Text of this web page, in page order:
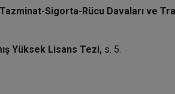
Sigorta-Rücu Davaları ve
Yüksek Lisans Tezi, s. 5.